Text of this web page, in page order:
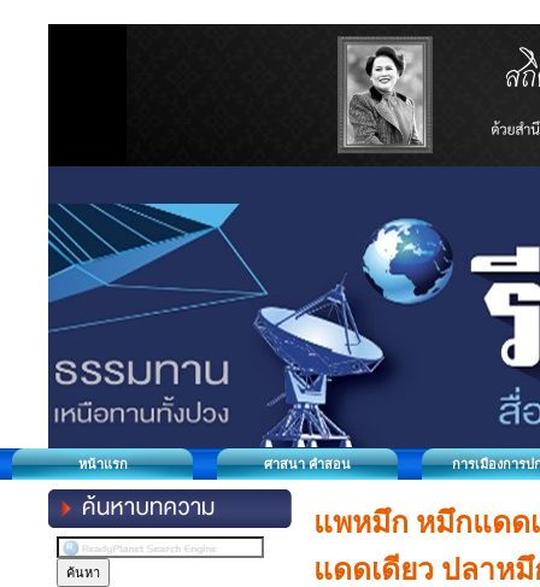
หน้าแรก ศาสนา คำสอน การเมืองการป
แพหมึก หมึกแดด
แดดเดียว ปลาหมึ